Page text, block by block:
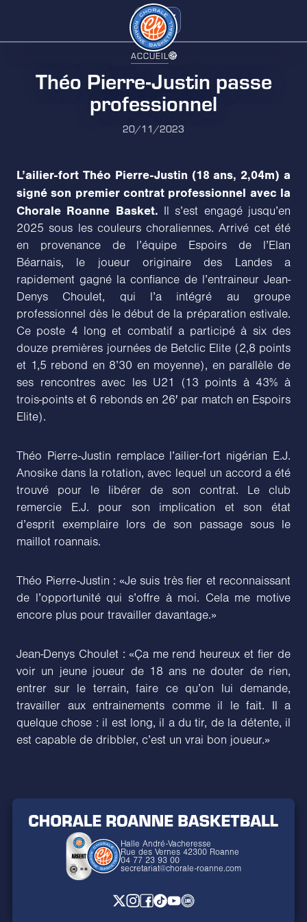
ACCUEIL
Théo Pierre-Justin passe
professionnel
20/11/2023
L’ailier-fort Théo Pierre-Justin (18 ans, 2,04m) a
signé son premier contrat professionnel avec la
Chorale Roanne Basket. Il s’est engagé jusqu’en
2025 sous les couleurs choraliennes. Arrivé cet été
en provenance de l’équipe Espoirs de l’Elan
Béarnais, le joueur originaire des Landes a
rapidement gagné la confiance de l’entraineur Jean-
Denys Choulet, qui l’a intégré au groupe
professionnel dès le début de la préparation estivale.
Ce poste 4 long et combatif a participé à six des
douze premières journées de Betclic Elite (2,8 points
et 1,5 rebond en 8’30 en moyenne), en parallèle de
ses rencontres avec les U21 (13 points à 43% à
trois-points et 6 rebonds en 26′ par match en Espoirs
Elite).
Théo Pierre-Justin remplace l’ailier-fort nigérian E.J.
Anosike dans la rotation, avec lequel un accord a été
trouvé pour le libérer de son contrat. Le club
remercie E.J. pour son implication et son état
d’esprit exemplaire lors de son passage sous le
maillot roannais.
Théo Pierre-Justin : «Je suis très fier et reconnaissant
de l’opportunité qui s’offre à moi. Cela me motive
encore plus pour travailler davantage.»
Jean-Denys Choulet : «Ça me rend heureux et fier de
voir un jeune joueur de 18 ans ne douter de rien,
entrer sur le terrain, faire ce qu’on lui demande,
travailler aux entrainements comme il le fait. Il a
quelque chose : il est long, il a du tir, de la détente, il
est capable de dribbler, c’est un vrai bon joueur.»
Halle André-Vacheresse
Rue des Vernes 42300 Roanne
04 77 23 93 00
secretariat@chorale-roanne.com